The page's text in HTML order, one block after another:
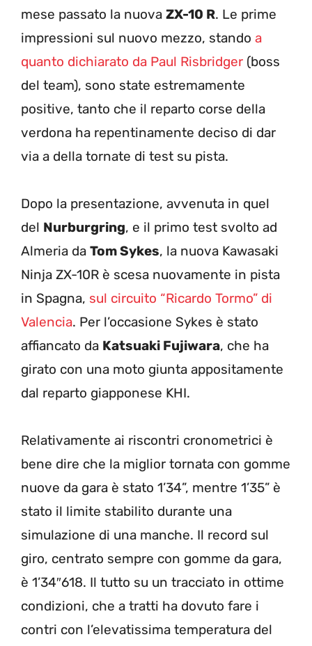
mese passato la nuova ZX-10 R. Le prime
impressioni sul nuovo mezzo, stando a
quanto dichiarato da Paul Risbridger (boss
del team), sono state estremamente
positive, tanto che il reparto corse della
verdona ha repentinamente deciso di dar
via a della tornate di test su pista.
Dopo la presentazione, avvenuta in quel
del Nurburgring, e il primo test svolto ad
Almeria da Tom Sykes, la nuova Kawasaki
Ninja ZX-10R è scesa nuovamente in pista
in Spagna, sul circuito “Ricardo Tormo” di
Valencia. Per l’occasione Sykes è stato
affiancato da Katsuaki Fujiwara, che ha
girato con una moto giunta appositamente
dal reparto giapponese KHI.
Relativamente ai riscontri cronometrici è
bene dire che la miglior tornata con gomme
nuove da gara è stato 1’34”, mentre 1’35” è
stato il limite stabilito durante una
simulazione di una manche. Il record sul
giro, centrato sempre con gomme da gara,
è 1’34″618. Il tutto su un tracciato in ottime
condizioni, che a tratti ha dovuto fare i
contri con l’elevatissima temperatura del